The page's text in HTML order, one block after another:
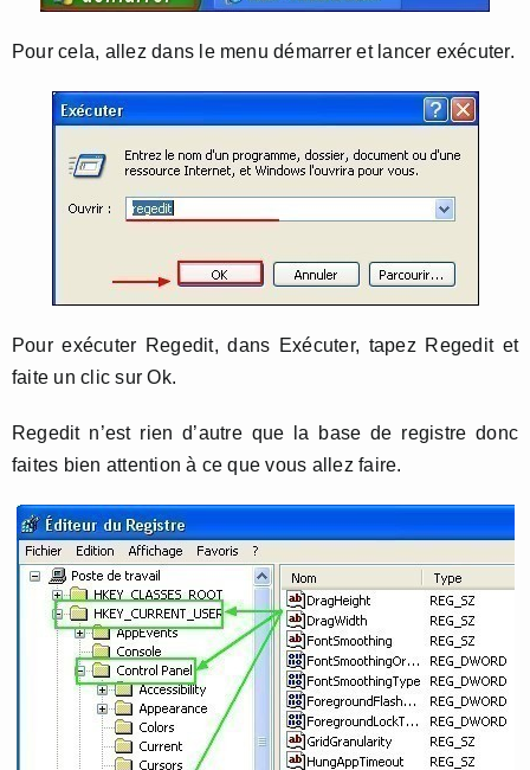
Pour cela, allez dans le menu démarrer et lancer exécuter.
Pour exécuter Regedit, dans Exécuter, tapez Regedit et
faite un clic sur Ok.
Regedit n’est rien d’autre que la base de registre donc
faites bien attention à ce que vous allez faire.